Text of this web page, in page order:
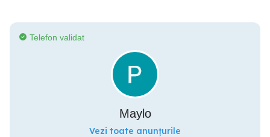
Telefon validat
Maylo
Vezi toate anunțurile